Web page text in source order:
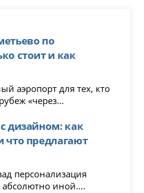
по
стоит и как
аэропорт для тех, кто
«через...
дизайном: как
предлагают
персонализация
абсолютно иной....